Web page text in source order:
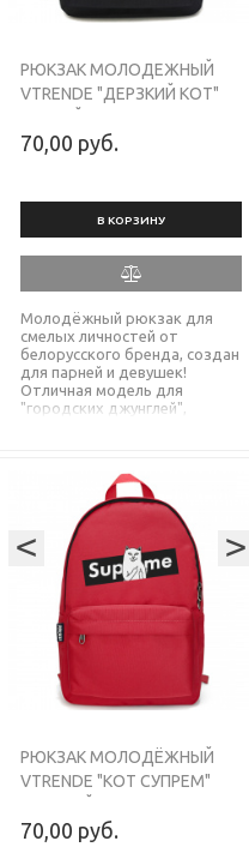
РЮКЗАК МОЛОДЕЖНЫЙ
VTRENDE "ДЕРЗКИЙ КОТ"
70,00 руб.
В КОРЗИНУ
Молодёжный рюкзак для
смелых личностей от
белорусского бренда, создан
для парней и девушек!
Отличная модель для
"городских джунглей",
пункта А в пункт Б. Ваши
вещи будут защищены от
осадков, т.к. ткань у рюкзака
с водонепроницаемым PU
слоем. Мощные молнии
оснащены с двумя бегунками
SBS для удобного открытия
главного отдела с обеих
сторон. Прочный рюкзак
чёрного цвета с гарантией 8
месяцев, в наличии!
< >
РЮКЗАК МОЛОДЁЖНЫЙ
VTRENDE "КОТ СУПРЕМ"
70,00 руб.